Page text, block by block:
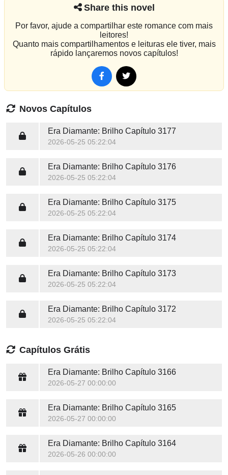
Share this novel
Por favor, ajude a compartilhar este romance com mais
leitores!
Quanto mais compartilhamentos e leituras ele tiver, mais
rápido lançaremos novos capítulos!
Novos Capítulos
Era Diamante: BrilhoCapítulo 3177
2026-05-25 05:22:04
Era Diamante: BrilhoCapítulo 3176
2026-05-25 05:22:04
Era Diamante: BrilhoCapítulo 3175
2026-05-25 05:22:04
Era Diamante: BrilhoCapítulo 3174
2026-05-25 05:22:04
Era Diamante: BrilhoCapítulo 3173
2026-05-25 05:22:04
Era Diamante: BrilhoCapítulo 3172
2026-05-25 05:22:04
Capítulos Grátis
Era Diamante: BrilhoCapítulo 3166
2026-05-27 00:00:00
Era Diamante: BrilhoCapítulo 3165
2026-05-27 00:00:00
Era Diamante: BrilhoCapítulo 3164
2026-05-26 00:00:00